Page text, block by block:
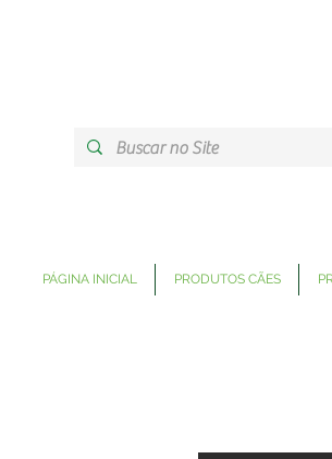
PÁGINA INICIAL PRODUTOS CÃES